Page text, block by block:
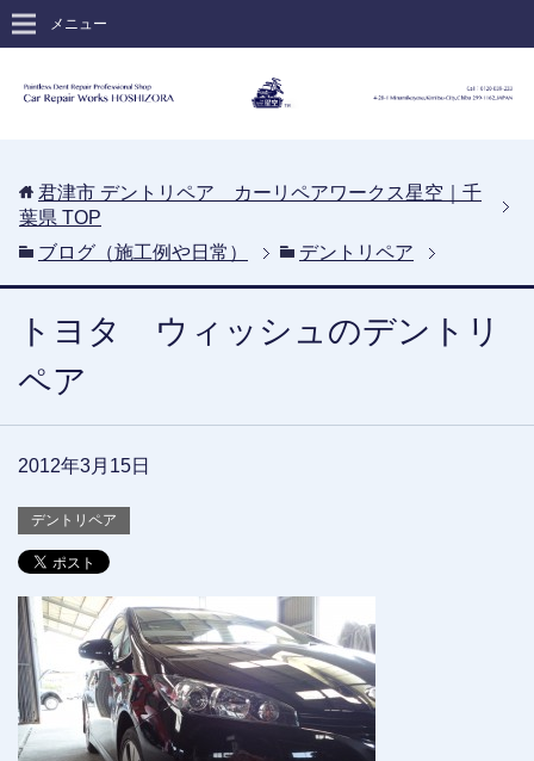
メニュー
君津市 デントリペア カーリペアワークス星空｜千
葉県 TOP
ブログ（施工例や日常）
デントリペア
トヨタ ウィッシュのデントリ
ペア
2012年3月15日
デントリペア